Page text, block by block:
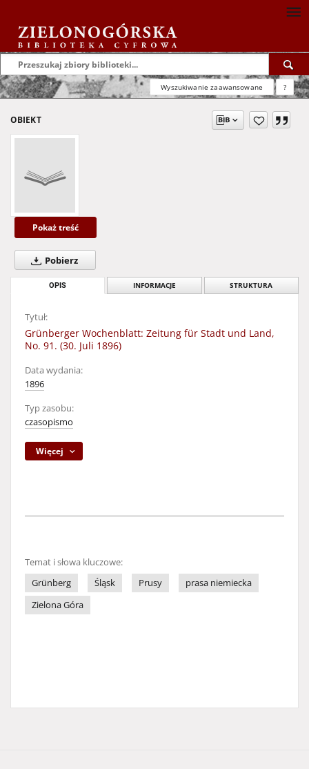
Wyszukiwanie zaawansowane ?
OBIEKT
Pokaż treść
Pobierz
OPIS INFORMACJE STRUKTURA
Tytuł:
Grünberger Wochenblatt: Zeitung für Stadt und Land,
No. 91. (30. Juli 1896)
Data wydania:
1896
Typ zasobu:
czasopismo
Więcej
Temat i słowa kluczowe:
Grünberg
Śląsk Prusy
prasa niemiecka
Zielona Góra